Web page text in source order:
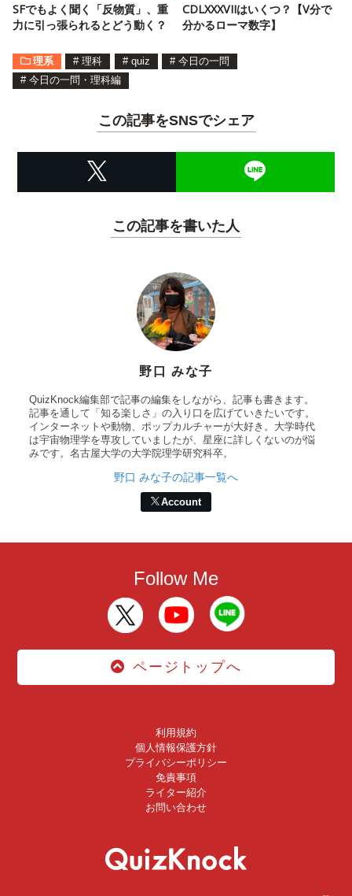
SFでもよく聞く「反物質」、重
力に引っ張られるとどう動く？
CDLXXXVIIはいくつ？【V分で
分かるローマ数字】
理系 # 理科 # quiz # 今日の一問
# 今日の一問・理科編
この記事をSNSでシェア
この記事を書いた人
野口 みな子
QuizKnock編集部で記事の編集をしながら、記事も書きます。
記事を通して「知る楽しさ」の入り口を広げていきたいです。
インターネットや動物、ポップカルチャーが大好き。大学時代
は宇宙物理学を専攻していましたが、星座に詳しくないのが悩
みです。名古屋大学の大学院理学研究科卒。
野口 みな子の記事一覧へ
Account
Follow Me
ページトップへ
利用規約
個人情報保護方針
プライバシーポリシー
免責事項
ライター紹介
お問い合わせ